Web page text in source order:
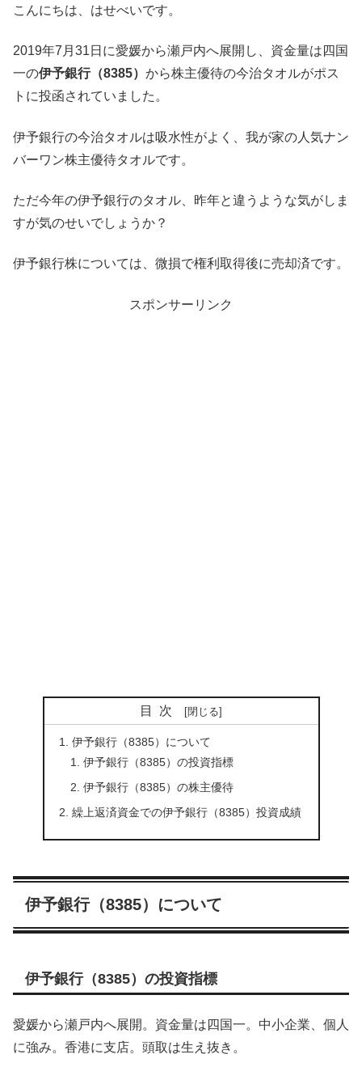
こんにちは、はせべいです。
2019年7月31日に愛媛から瀬戸内へ展開し、資金量は四国
一の伊予銀行（8385） から株主優待の今治タオルがポス
トに投函されていました。
伊予銀行の今治タオルは吸水性がよく、我が家の人気ナン
バーワン株主優待タオルです。
ただ今年の伊予銀行のタオル、昨年と違うような気がしま
すが気のせいでしょうか？
伊予銀行株については、微損で権利取得後に売却済です。
スポンサーリンク
目次
伊予銀行（8385）について
伊予銀行（8385）の投資指標
伊予銀行（8385）の株主優待
繰上返済資金での伊予銀行（8385）投資成績
伊予銀行（8385）について
伊予銀行（8385）の投資指標
愛媛から瀬戸内へ展開。資金量は四国一。中小企業、個人
に強み。香港に支店。頭取は生え抜き。